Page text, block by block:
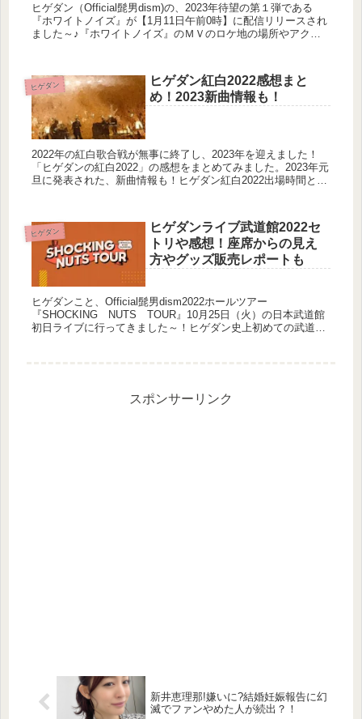
ヒゲダン（Official髭男dism)の、2023年待望の第１弾である
『ホワイトノイズ』が【1月11日午前0時】に配信リリースされ
ました～♪『ホワイトノイズ』のＭＶのロケ地の場所やアクセ
ヒゲダン
ヒゲダン紅白2022感想まと
め！2023新曲情報も！
2022年の紅白歌合戦が無事に終了し、2023年を迎えました！
「ヒゲダンの紅白2022」の感想をまとめてみました。2023年元
旦に発表された、新曲情報も！ヒゲダン紅白2022出場時間と曲
ヒゲダン
ヒゲダンライブ武道館2022セ
トリや感想！座席からの見え
方やグッズ販売レポートも
ヒゲダンこと、Official髭男dism2022ホールツアー
『SHOCKING NUTS TOUR』10月25日（火）の日本武道館
初日ライブに行ってきました～！ヒゲダン史上初めての武道館
スポンサーリンク
新井恵理那!嫌いに?結婚妊娠報告に幻
滅でファンやめた人が続出？！